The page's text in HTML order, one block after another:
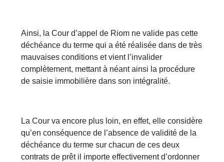
Ainsi, la Cour d’appel de Riom ne valide pas cette
déchéance du terme qui a été réalisée dans de très
mauvaises conditions et vient l’invalider
complètement, mettant à néant ainsi la procédure
de saisie immobilière dans son intégralité.
La Cour va encore plus loin, en effet, elle considère
qu’en conséquence de l’absence de validité de la
déchéance du terme sur chacun de ces deux
contrats de prêt il importe effectivement d’ordonner